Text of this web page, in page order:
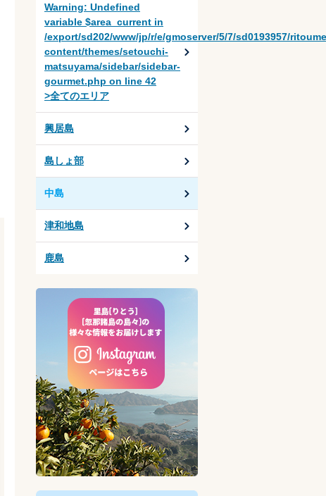
Warning: Undefined
variable $area_current in
/export/sd202/www/jp/r/e/gmoserver/5/7/sd0193957/
content/themes/setouchi-
matsuyama/sidebar/sidebar-
gourmet.php on line 42
>全てのエリア
興居島
島しょ部
中島
津和地島
鹿島